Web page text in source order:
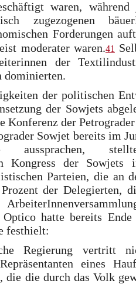
waren,
zugezogenen
Forderungen
moderater waren.41
der
dominierten.
der politischen
der Sowjets
Konferenz der
Sowjet bereits im
aussprachen,
Kongress der
Parteien, die an
der Delegierten,
Optico hatte bereits
festhielt:
Regierung vertritt
eines
die durch das Volk